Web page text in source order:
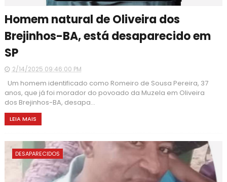
Homem natural de Oliveira dos
Brejinhos-BA, está desaparecido em
SP
2/14/2025 09:46:00 PM
Um homem identificado como Romeiro de Sousa Pereira, 37
anos, que já foi morador do povoado da Muzela em Oliveira
dos Brejinhos-BA, desapa...
LEIA MAIS
DESAPARECIDOS